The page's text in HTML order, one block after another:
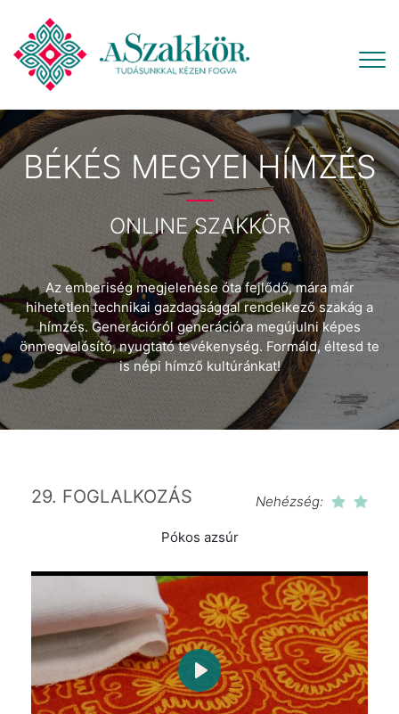
BÉKÉS MEGYEI HÍMZÉS
ONLINE SZAKKÖR
Az emberiség megjelenése óta fejlődő, mára már
hihetetlen technikai gazdagsággal rendelkező szakág a
hímzés. Generációról generációra megújulni képes
önmegvalósító, nyugtató tevékenység. Formáld, éltesd te
is népi hímző kultúránkat!
29. FOGLALKOZÁS Nehézség:
Pókos azsúr
Play